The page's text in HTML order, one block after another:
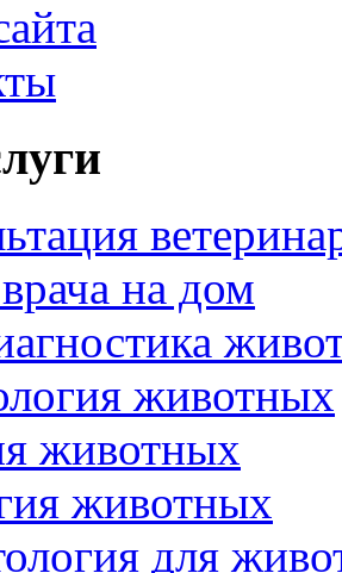
на дом
животных
животных
животных
для